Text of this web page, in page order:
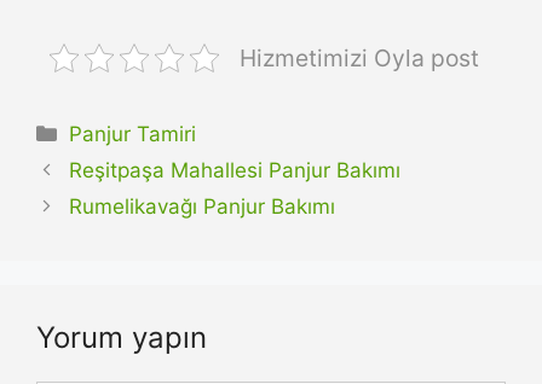
Hizmetimizi Oyla post
Kategoriler
Panjur Tamiri
Reşitpaşa Mahallesi Panjur Bakımı
Rumelikavağı Panjur Bakımı
Yorum yapın